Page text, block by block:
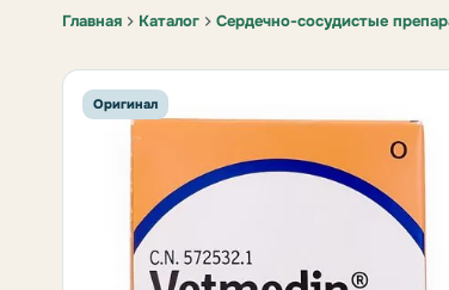
Главная Каталог Сердечно-сосудистые
Оригинал